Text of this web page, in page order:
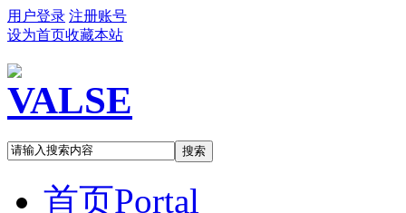
用户登录 注册账号
设为首页收藏本站
搜索
首页Portal